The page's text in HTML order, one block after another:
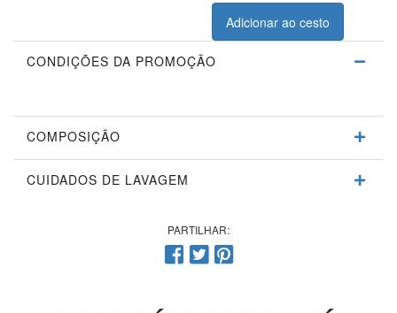
Adicionar ao cesto
CONDIÇÕES DA PROMOÇÃO
COMPOSIÇÃO
CUIDADOS DE LAVAGEM
PARTILHAR: